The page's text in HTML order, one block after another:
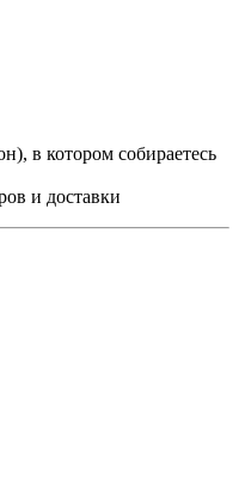
в котором собираетесь
и доставки